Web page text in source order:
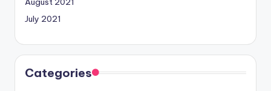
July 2021
Categories